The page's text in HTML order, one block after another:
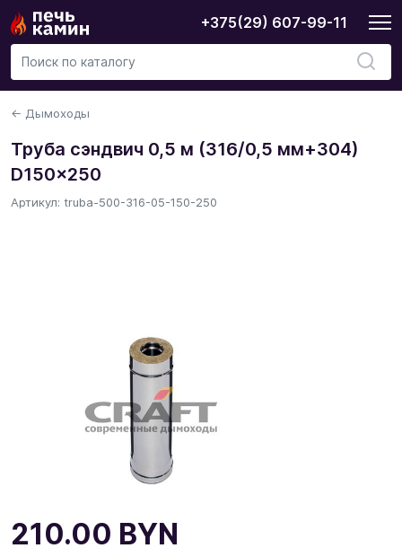
+375(29) 607-99-11
← Дымоходы
Труба сэндвич 0,5 м (316/0,5 мм+304)
D150x250
Артикул: truba-500-316-05-150-250
210.00 BYN